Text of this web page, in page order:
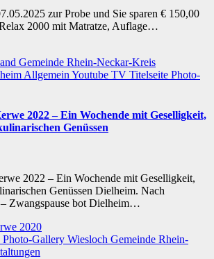
zur Probe und Sie sparen € 150,00
2000 mit Matratze, Auflage…
Gemeinde Rhein-Neckar-Kreis
AllgemeinYoutube TV Titelseite Photo-
2022 – Ein Wochende mit Geselligkeit,
Genüssen
2022 – Ein Wochende mit Geselligkeit,
Genüssen Dielheim. Nach
Zwangspause bot Dielheim…
Photo-Gallery Wiesloch Gemeinde Rhein-